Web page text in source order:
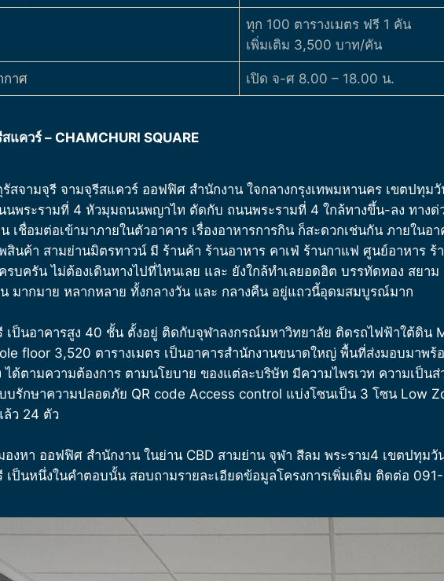
ทุก 100 ตารางเมตร ฟรี 1 คัน
เพิ่มเติม 3,500 บาท/คัน
กาศ เปิด จ-ศ 8.00 – 18.00 น.
แควร์ – CHAMCHURI SQUARE
สจามจุรี จามจุรีสแควร์ ออฟฟิศ สำนักงาน ใจกลางกรุงเทพมหานคร เขตปทุ
พระรามที่ 4 หัวมุมถนนพญาไท ตัดกับ ถนนพระรามที่ 4 ใกล้ทางขึ้น-ลง ทางด่
เชื่อมต่อเข้ามาภายในตัวอาคาร เรื่องอาหารการกิน ก็สะดวกเช่นกัน ภายใน
สินค้า สามย่านมิตรทาวน์ มี ร้านค้า ร้านอาหาร คาเฟ่ ร้านกาแฟ ศูนย์อาหาร ร้
รบครัน ไม่ต้องเดินทางไปที่ไหนเลย และ ยังใกล้ทำเลยอดฮิต บรรทัดทอง สย
มากมาย หลากหลาย ทั้งกลางวัน และ กลางคืน อยู่แถวนี้อุดมสมบูรณ์มาก
เป็นอาคารสูง 40 ชั้น ตั้งอยู่ ติดกับจุฬาลงกรณ์มหาวิทยาลัย ติดรถไฟฟ้าใต้ดิน
floor 3,520 ตารางเมตร เป็นอาคารสำนักงานขนาดใหญ่ พื้นที่ส่งมอบมาพ
ได้ตามความต้องการ ตามนโยบาย ของแต่ละบริษัท มีความไพรเวท ความเป็
รักษาความปลอดภัย QR code Access control แบ่งโซนเป็น 3 โซน Low
ล้ว 24 ตัว
งหา ออฟฟิศ สำนักงาน ในย่าน CBD สามย่าน จุฬา สีลม พระราม4 เขตปทุมวั
เป็นหนึ่งในคำตอบนั้น สอบถามรายละเอียดข้อมูลโครงการเพิ่มเติม ติดต่อ